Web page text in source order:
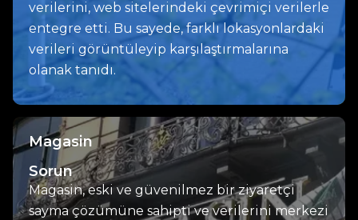
verilerini, web sitelerindeki çevrimiçi verilerle
entegre etti. Bu sayede, farklı lokasyonlardaki
verileri görüntüleyip karşılaştırmalarına
olanak tanıdı.
Magasin
Sorun
Magasin, eski ve güvenilmez bir ziyaretçi
sayma çözümüne sahipti ve verilerini merkezi